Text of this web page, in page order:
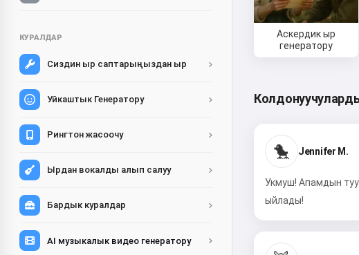
КУРАЛДАР
Сиздин ыр саптарыңыздан ыр
Уйкаштык Генератору
Рингтон жасоочу
Ырдан вокалды алып салуу
Бардык куралдар
AI музыкалык видео генератору
Аскердик ыр
генератору
🐤 Jennifer M.
Укмуш! Апамдын
ыйлады!